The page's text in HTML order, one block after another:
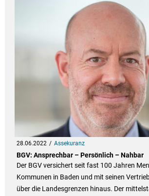
28.06.2022 Assekuranz
BGV: Ansprechbar – Persönlich – Nahbar
Der BGV versichert seit fast 100 Jahren
Kommunen in Baden und mit seinen
über die Landesgrenzen hinaus. Der